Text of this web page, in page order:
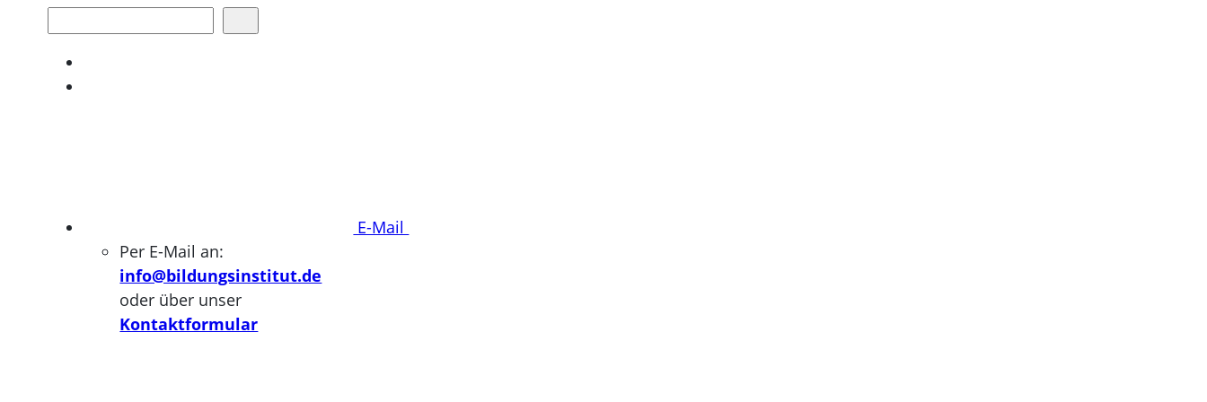
E-Mail
Per E-Mail an:
info@bildungsinstitut.de
oder über unser
Kontaktformular